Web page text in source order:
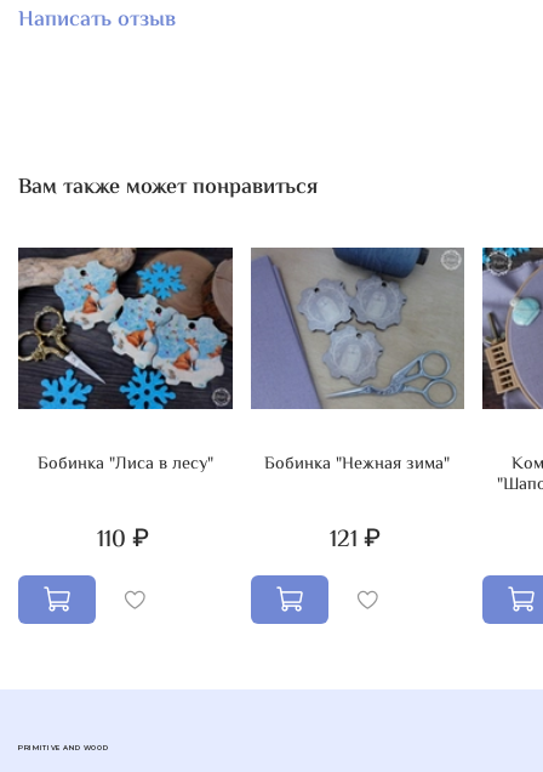
Написать отзыв
Вам также может понравиться
Бобинка "Лиса в лесу"
110 ₽
Бобинка "Нежная зима"
121 ₽
PRIMITIVE AND WOOD